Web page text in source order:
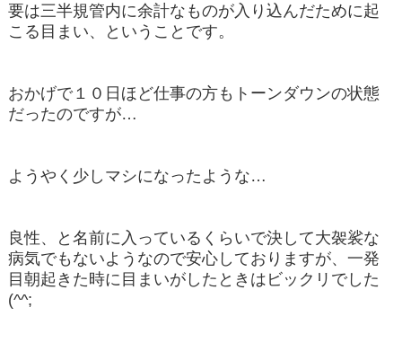
要は三半規管内に余計なものが入り込んだために起
こる目まい、ということです。
おかげで１０日ほど仕事の方もトーンダウンの状態
だったのですが…
ようやく少しマシになったような…
良性、と名前に入っているくらいで決して大袈裟な
病気でもないようなので安心しておりますが、一発
目朝起きた時に目まいがしたときはビックリでした
(^^;